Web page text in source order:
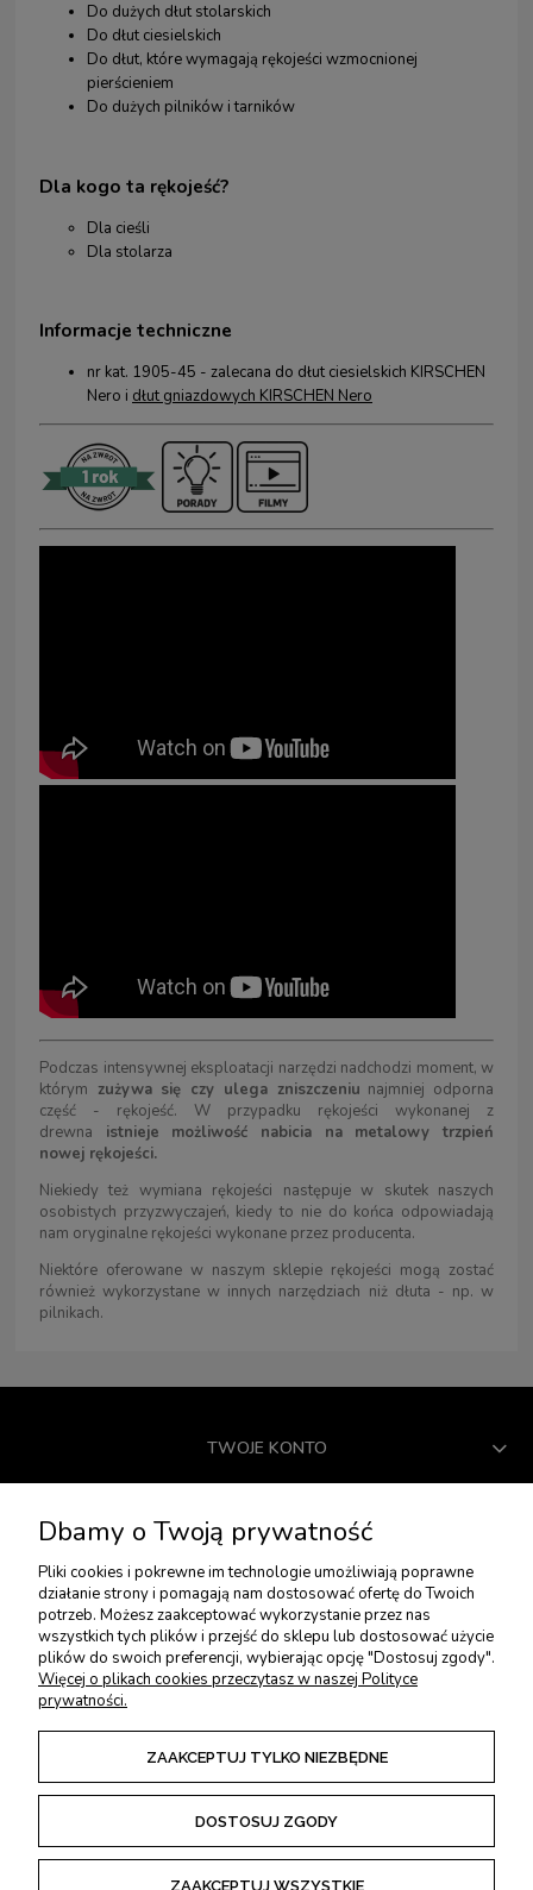
Do dużych dłut stolarskich
Do dłut ciesielskich
Do dłut, które wymagają rękojeści wzmocnionej
pierścieniem
Do dużych pilników i tarników
Dla kogo ta rękojeść?
Dla cieśli
Dla stolarza
Informacje techniczne
nr kat. 1905-45 - zalecana do dłut ciesielskich KIRSCHEN
Nero i dłut gniazdowych KIRSCHEN Nero
Podczas intensywnej eksploatacji narzędzi nadchodzi moment, w
którym zużywa się czy ulega zniszczeniu najmniej odporna
część - rękojeść. W przypadku rękojeści wykonanej z
drewna istnieje możliwość nabicia na metalowy trzpień
nowej rękojeści.
Niekiedy też wymiana rękojeści następuje w skutek naszych
osobistych przyzwyczajeń, kiedy to nie do końca odpowiadają
nam oryginalne rękojeści wykonane przez producenta.
Niektóre oferowane w naszym sklepie rękojeści mogą zostać
również wykorzystane w innych narzędziach niż dłuta - np. w
pilnikach.
TWOJE KONTO
USŁUGI DODATKOWE
PŁATNOŚCI I DOSTAWA
ZWROTY I REKLAMACJE
POKAŻ PEŁNĄ WERSJĘ STRONY
Dbamy o Twoją prywatność
Pliki cookies i pokrewne im technologie umożliwiają poprawne
działanie strony i pomagają nam dostosować ofertę do Twoich
potrzeb. Możesz zaakceptować wykorzystanie przez nas
wszystkich tych plików i przejść do sklepu lub dostosować użycie
plików do swoich preferencji, wybierając opcję "Dostosuj zgody".
Więcej o plikach cookies przeczytasz w naszej Polityce
prywatności.
ZAAKCEPTUJ TYLKO NIEZBĘDNE
DOSTOSUJ ZGODY
ZAAKCEPTUJ WSZYSTKIE